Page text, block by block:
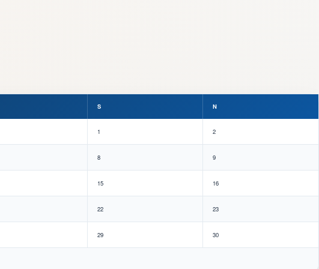
S N
1 2
8 9
15 16
22 23
29 30